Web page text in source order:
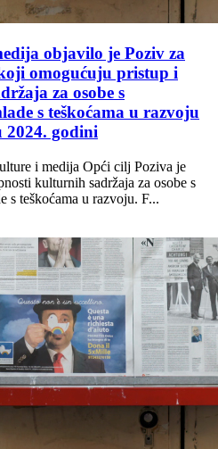
objavilo je Poziv za
omogućuju pristup i
za osobe s
s teškoćama u razvoju
godini
i medija Opći cilj Poziva je
kulturnih sadržaja za osobe s
s teškoćama u razvoju. F...